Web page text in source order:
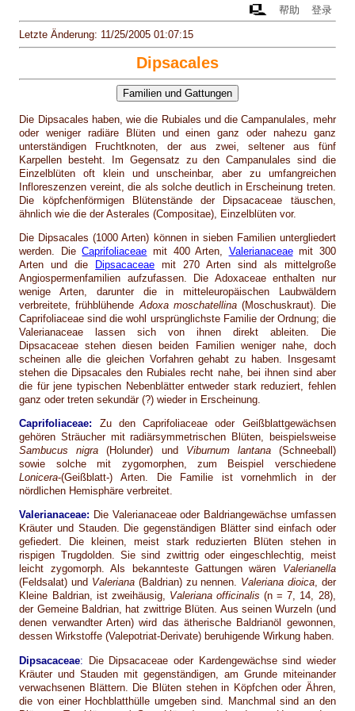
帮助 登录
Letzte Änderung: 11/25/2005 01:07:15
Dipsacales
Die Dipsacales haben, wie die Rubiales und die Campanulales, mehr
oder weniger radiäre Blüten und einen ganz oder nahezu ganz
unterständigen Fruchtknoten, der aus zwei, seltener aus fünf
Karpellen besteht. Im Gegensatz zu den Campanulales sind die
Einzelblüten oft klein und unscheinbar, aber zu umfangreichen
Infloreszenzen vereint, die als solche deutlich in Erscheinung treten.
Die köpfchenförmigen Blütenstände der Dipsacaceae täuschen,
ähnlich wie die der Asterales (Compositae), Einzelblüten vor.
Die Dipsacales (1000 Arten) können in sieben Familien untergliedert
werden. DieCaprifoliaceae mit 400 Arten, Valerianaceaemit 300
Arten und die
Dipsacaceae mit 270 Arten sind als mittelgroße
Angiospermenfamilien aufzufassen. Die Adoxaceae enthalten nur
wenige Arten, darunter die in mitteleuropäischen Laubwäldern
verbreitete, frühblühende Adoxa moschatellina(Moschuskraut). Die
Caprifoliaceae sind die wohl ursprünglichste Familie der Ordnung; die
Valerianaceae lassen sich von ihnen direkt ableiten. Die
Dipsacaceae stehen diesen beiden Familien weniger nahe, doch
scheinen alle die gleichen Vorfahren gehabt zu haben. Insgesamt
stehen die Dipsacales den Rubiales recht nahe, bei ihnen sind aber
die für jene typischen Nebenblätter entweder stark reduziert, fehlen
ganz oder treten sekundär (?) wieder in Erscheinung.
Caprifoliaceae: Zu den Caprifoliaceae oder Geißblattgewächsen
gehören Sträucher mit radiärsymmetrischen Blüten, beispielsweise
Sambucus nigra (Holunder) und Viburnum lantana(Schneeball)
sowie solche mit zygomorphen, zum Beispiel verschiedene
Lonicera-(Geißblatt-) Arten. Die Familie ist vornehmlich in der
nördlichen Hemisphäre verbreitet.
Valerianaceae: Die Valerianaceae oder Baldriangewächse umfassen
Kräuter und Stauden. Die gegenständigen Blätter sind einfach oder
gefiedert. Die kleinen, meist stark reduzierten Blüten stehen in
rispigen Trugdolden. Sie sind zwittrig oder eingeschlechtig, meist
leicht zygomorph. Als bekannteste Gattungen wären Valerianella
(Feldsalat) und Valeriana(Baldrian) zu nennen. Valeriana dioica, der
Kleine Baldrian, ist zweihäusig, Valeriana officinalis (n = 7, 14, 28),
der Gemeine Baldrian, hat zwittrige Blüten. Aus seinen Wurzeln (und
denen verwandter Arten) wird das ätherische Baldrianöl gewonnen,
dessen Wirkstoffe (Valepotriat-Derivate) beruhigende Wirkung haben.
Dipsacaceae: Die Dipsacaceae oder Kardengewächse sind wieder
Kräuter und Stauden mit gegenständigen, am Grunde miteinander
verwachsenen Blättern. Die Blüten stehen in Köpfchen oder Ähren,
die von einer Hochblatthülle umgeben sind. Manchmal sind an den